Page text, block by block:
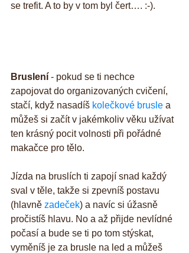
se trefit. A to by v tom byl čert…. :-).
Bruslení - pokud se ti nechce
zapojovat do organizovaných cvičení,
stačí, když nasadíš kolečkové brusle a
můžeš si začít v jakémkoliv věku užívat
ten krásný pocit volnosti při pořádné
makačce pro tělo.
Jízda na bruslích ti zapojí snad každý
sval v těle, takže si zpevníš postavu
(hlavně zadeček) a navíc si úžasně
pročistíš hlavu. No a až přijde nevlídné
počasí a bude se ti po tom stýskat,
vyměníš je za brusle na led a můžeš